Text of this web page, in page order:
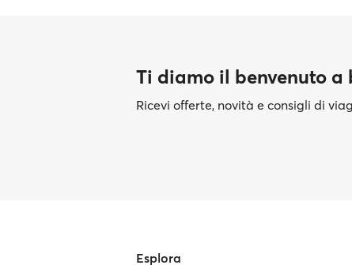
Ti diamo il benvenuto a
Ricevi offerte, novità e consigli di
Esplora